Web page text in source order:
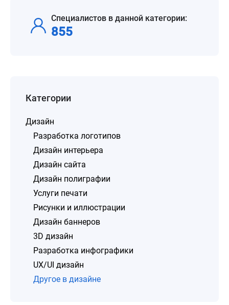
Специалистов в данной категории:
855
Категории
Дизайн
Разработка логотипов
Дизайн интерьера
Дизайн сайта
Дизайн полиграфии
Услуги печати
Рисунки и иллюстрации
Дизайн баннеров
3D дизайн
Разработка инфографики
UX/UI дизайн
Другое в дизайне